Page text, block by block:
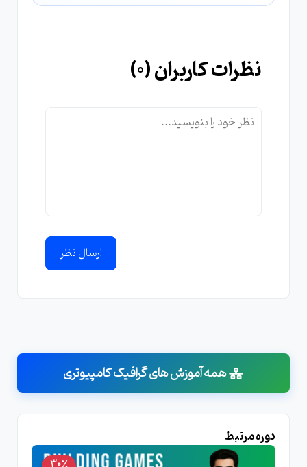
نظرات کاربران (0
)
ارسال نظر
همه آموزش های گرافیک کامپیوتری
دوره مرتبط